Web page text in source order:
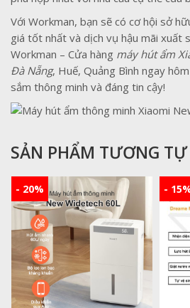
Với Workman, bạn sẽ có cơ hội sở
giá tốt nhất và dịch vụ hậu mãi xuất
Workman – Cửa hàng máy hút ẩm
Đà Nẵng, Huế, Quảng Bình ngay
sắm thông minh và đáng tin cậy!
SẢN PHẨM TƯƠNG TỰ
- 20% -